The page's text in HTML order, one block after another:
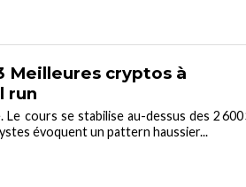
Meilleures cryptos à
run
cours se stabilise au-dessus des 2 600
évoquent un pattern haussier...